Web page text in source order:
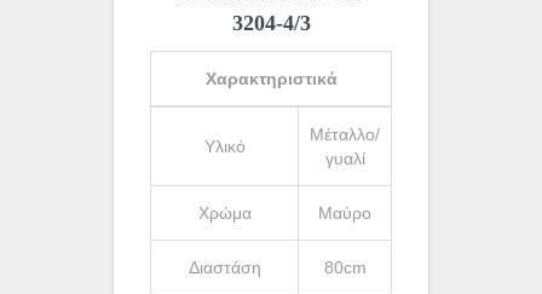
3204-4/3
Χαρακτηριστικά
Υλικό
Μέταλλο/
γυαλί
Χρώμα Μαύρο
Διαστάση 80cm